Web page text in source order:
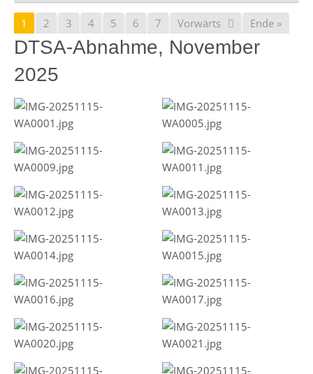
1 2 3 4 5 6 7 Vorwärts Ende »
DTSA-Abnahme, November
2025